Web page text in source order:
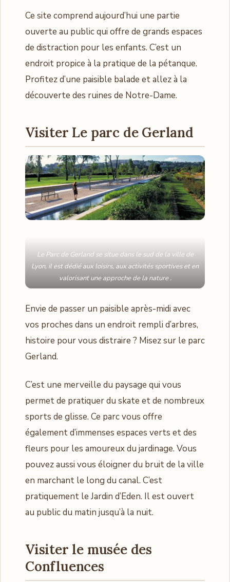
Ce site comprend aujourd’hui une partie
ouverte au public qui offre de grands espaces
de distraction pour les enfants. C’est un
endroit propice à la pratique de la pétanque.
Profitez d’une paisible balade et allez à la
découverte des ruines de Notre-Dame.
Visiter Le parc de Gerland
Le Parc de Gerland se situe dans le sud de la ville de
Lyon, il est dédié aux loisirs, aux activités sportives et en
valorisant une approche de la nature .
Envie de passer un paisible après-midi avec
vos proches dans un endroit rempli d’arbres,
histoire pour vous distraire ? Misez sur le parc
Gerland.
C’est une merveille du paysage qui vous
permet de pratiquer du skate et de nombreux
sports de glisse. Ce parc vous offre
également d’immenses espaces verts et des
fleurs pour les amoureux du jardinage. Vous
pouvez aussi vous éloigner du bruit de la ville
en marchant le long du canal. C’est
pratiquement le Jardin d’Eden. Il est ouvert
au public du matin jusqu’à la nuit.
Visiter le musée des
Confluences